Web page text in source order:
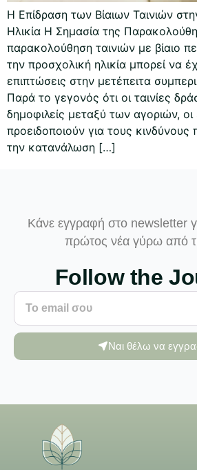
Η Επίδραση των Βίαιων Ταινιών
Ηλικία Η Σημασία της
παρακολούθηση ταινιών με βίαιο
την προσχολική ηλικία μπορεί να
επιπτώσεις στην μετέπειτα
Παρά το γεγονός ότι οι ταινίες
δημοφιλείς μεταξύ των αγοριών, οι
προειδοποιούν για τους κινδύνους
την κατανάλωση […]
Κάνε εγγραφή στο newsletter
πρώτος νέα γύρω από
Follow the
Ναι θέλω να